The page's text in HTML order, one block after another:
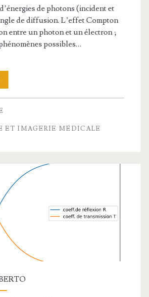
de photons (incident et
de diffusion. L’effet Compton
entre un photon et un électron ;
possibles…
Compton
:
bilanET IMAGERIE MÉDICALE